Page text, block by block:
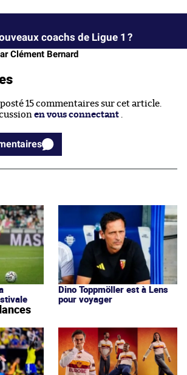
coachs de Ligue 1 ?
Clément Bernard
15 commentaires sur cet article.
en vous connectant
commentaires
Dino Toppmöller est à Lens
pour voyager